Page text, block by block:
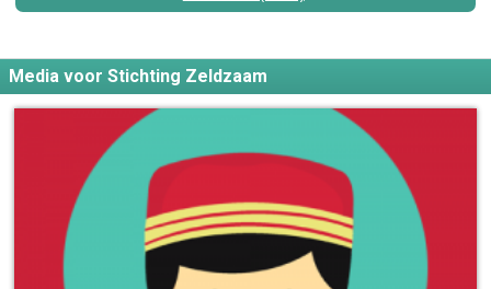
Media voor Stichting Zeldzaam